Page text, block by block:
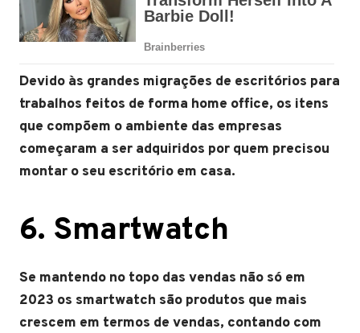
Devido às grandes migrações de escritórios para
trabalhos feitos de forma home office, os itens
que compõem o ambiente das empresas
começaram a ser adquiridos por quem precisou
montar o seu escritório em casa.
6. Smartwatch
Se mantendo no topo das vendas não só em
2023 os smartwatch são produtos que mais
crescem em termos de vendas, contando com